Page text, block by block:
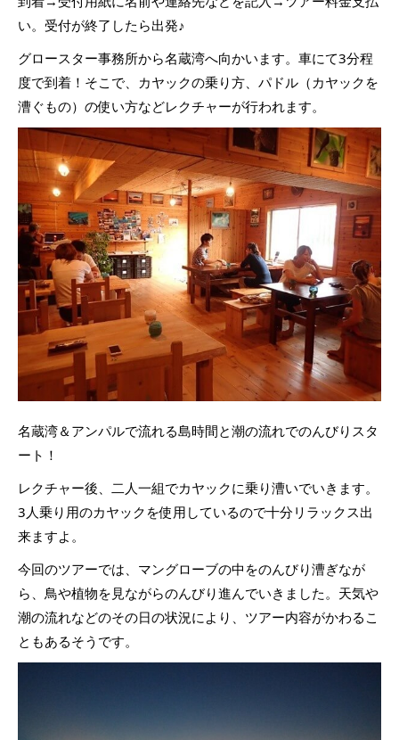
い。受付が終了したら出発♪
グロースター事務所から名蔵湾へ向かいます。車にて3分程
度で到着！そこで、カヤックの乗り方、パドル（カヤックを
漕ぐもの）の使い方などレクチャーが行われます。
名蔵湾＆アンパルで流れる島時間と潮の流れでのんびりスタ
ート！
レクチャー後、二人一組でカヤックに乗り漕いでいきます。
3人乗り用のカヤックを使用しているので十分リラックス出
来ますよ。
今回のツアーでは、マングローブの中をのんびり漕ぎなが
ら、鳥や植物を見ながらのんびり進んでいきました。天気や
潮の流れなどのその日の状況により、ツアー内容がかわるこ
ともあるそうです。